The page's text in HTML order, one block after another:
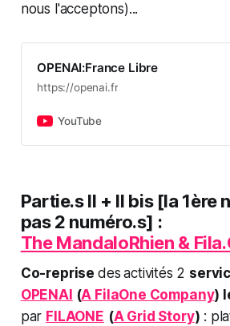
nous l'acceptons)...
OPENAI:France Libre
https://openai.fr
YouTube
Partie.s II + II bis [la 1ère
pas 2 numéro.s] :
The MandaloRhien &
Co-reprise des activités 2
OPENAI (A FilaOne Company)
par FILAONE (A Grid Story) :